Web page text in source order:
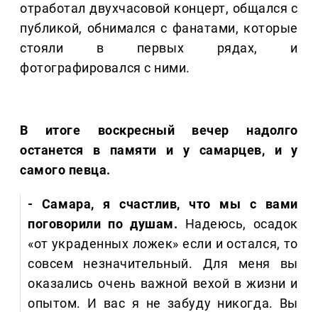
отработал двухчасовой концерт, общался с
публикой, обнимался с фанатами, которые
стояли в первых рядах, и
фотографировался с ними.
В итоге воскресный вечер надолго
останется в памяти и у самарцев, и у
самого певца.
- Самара, я счастлив, что мы с вами
поговорили по душам. Надеюсь, осадок
«от украденных ложек» если и остался, то
совсем незначительный. Для меня вы
оказались очень важной вехой в жизни и
опытом. И вас я не забуду никогда. Вы